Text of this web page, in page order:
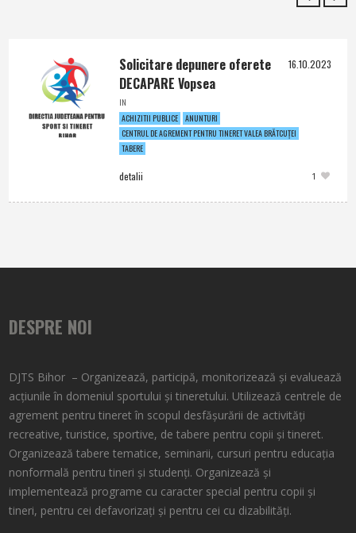
16.10.2023
Solicitare depunere oferete
DECAPARE Vopsea
IN
ACHIZITII PUBLICE
ANUNTURI
CENTRUL DE AGREMENT PENTRU TINERET VALEA BRĂTCUŢEI
TABERE
1
detalii
DESPRE NOI
DJTS Bihor – Organizează, participă, monitorizează şi evaluează
acţiunile în domeniul sportului şi tineretului. Utilizează centrele de
agrement pentru tineret în scopul desfăşurării de activităţi
recreative, turistice, sportive, de tabere pentru copii şi tineret.
Organizează tabere tematice, seminarii, cursuri pentru educaţia
nonformală pentru tineri şi studenţi. Organizează şi
implementează programe cu caracter special pentru copii şi
tineri, pentru cei defavorizați și pentru cei cu dizabilități.